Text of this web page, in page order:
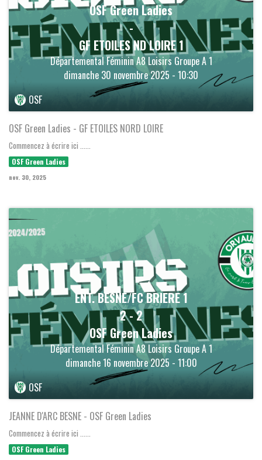
OSF Green Ladies
-
GF ETOILES ND LOIRE 1
Départemental Féminin A8 Loisirs Groupe A 1
dimanche 30 novembre 2025 - 10:30
OSF
OSF Green Ladies - GF ETOILES NORD LOIRE
Commencez à écrire ici ......
OSF Green Ladies
nov. 30, 2025
ENT. BESNE/FC BRIERE 1
2-2
OSF Green Ladies
Départemental Féminin A8 Loisirs Groupe A 1
dimanche 16 novembre 2025 - 11:00
OSF
JEANNE D'ARC BESNE - OSF Green Ladies
Commencez à écrire ici ......
OSF Green Ladies